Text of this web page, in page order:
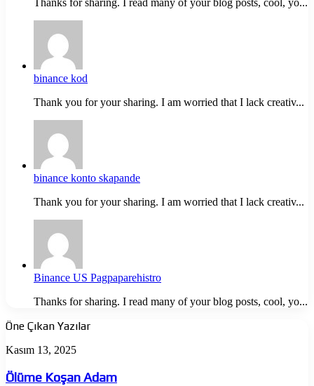
binance kod
Thank you for your sharing. I am worried that I lack creativ...
binance konto skapande
Thank you for your sharing. I am worried that I lack creativ...
Binance US Pagpaparehistro
Thanks for sharing. I read many of your blog posts, cool, yo...
Öne Çıkan Yazılar
Ölüme
Adam
Kasım 13, 2025
Ölüme Koşan Adam